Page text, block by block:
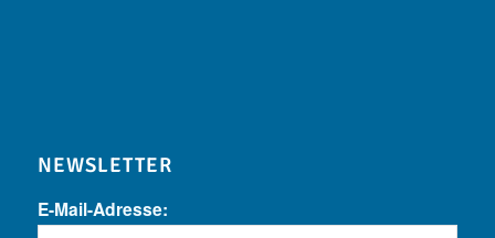
NEWSLETTER
E-Mail-Adresse: